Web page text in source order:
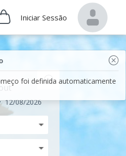
Iniciar Sessão
foi definida automaticamente
12/08/2026